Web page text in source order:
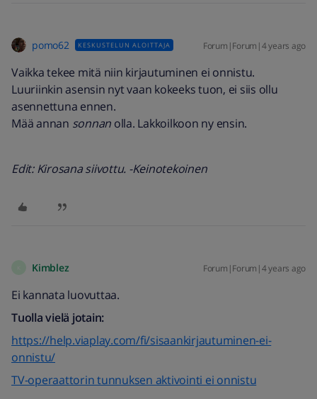
pomo62 KESKUSTELUN ALOITTAJA Forum|Forum|4 years ago
Vaikka tekee mitä niin kirjautuminen ei onnistu.
Luuriinkin asensin nyt vaan kokeeks tuon, ei siis ollu
asennettuna ennen.
Mää annan sonnan olla. Lakkoilkoon ny ensin.
Edit: Kirosana siivottu. -Keinotekoinen
Kimblez Forum|Forum|4 years ago
Ei kannata luovuttaa.
Tuolla vielä jotain:
https://help.viaplay.com/fi/sisaankirjautuminen-ei-
onnistu/
TV-operaattorin tunnuksen aktivointi ei onnistu